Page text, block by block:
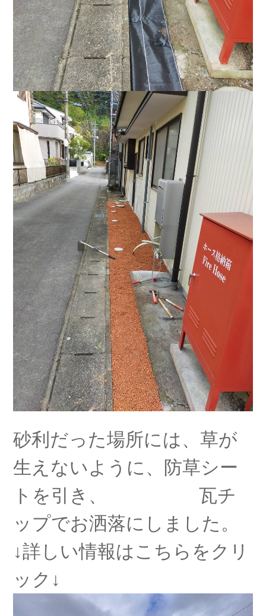
砂利だった場所には、草が
生えないように、防草シー
トを引き、 瓦チ
ップでお洒落にしました。
↓詳しい情報はこちらをクリ
ック↓